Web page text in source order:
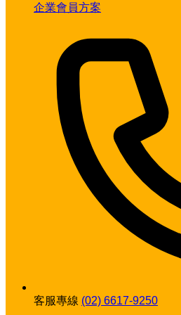
企業會員方案
客服專線 (02) 6617-9250